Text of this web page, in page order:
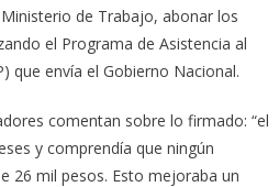
de Trabajo, abonar los
el Programa de Asistencia al
que envía el Gobierno Nacional.
comentan sobre lo firmado: “el
y comprendía que ningún
26 mil pesos. Esto mejoraba un